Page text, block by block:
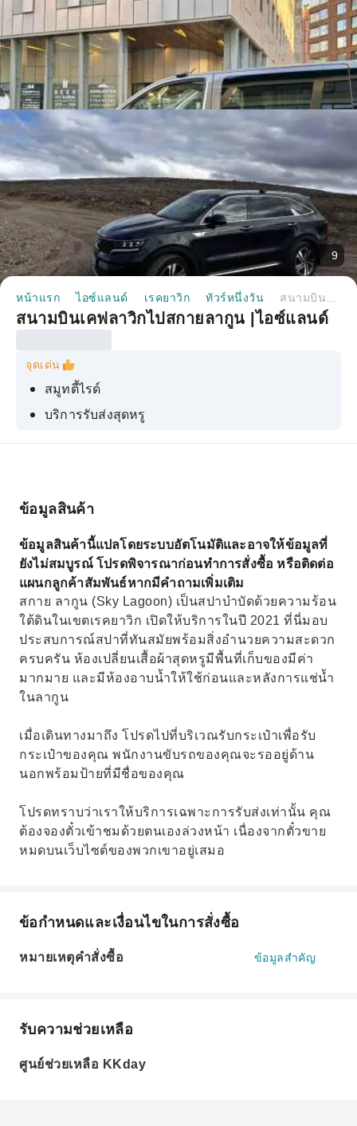
9
หน้าแรก ไอซ์แลนด์ เรคยาวิก ทัวร์หนึ่งวัน
สนามบินเคฟลาวิกไปสกายลากูน |ไอซ์แลนด์
จุดเด่น
สมูทตี้ไรด์
บริการรับส่งสุดหรู
ไม่ยุ่งยาก
ข้อมูลสินค้า
ข้อมูลสินค้านี้แปลโดยระบบอัตโนมัติและอาจให้ข้อมูลที่
ยังไม่สมบูรณ์ โปรดพิจารณาก่อนทำการสั่งซื้อ หรือติดต่อ
แผนกลูกค้าสัมพันธ์หากมีคำถามเพิ่มเติม
สกาย ลากูน (Sky Lagoon) เป็นสปาบำบัดด้วยความร้อน
ใต้ดินในเขตเรคยาวิก เปิดให้บริการในปี 2021 ที่นี่มอบ
ประสบการณ์สปาที่ทันสมัยพร้อมสิ่งอำนวยความสะดวก
ครบครัน ห้องเปลี่ยนเสื้อผ้าสุดหรูมีพื้นที่เก็บของมีค่า
มากมาย และมีห้องอาบน้ำให้ใช้ก่อนและหลังการแช่น้ำ
ในลากูน
เมื่อเดินทางมาถึง โปรดไปที่บริเวณรับกระเป๋าเพื่อรับ
กระเป๋าของคุณ พนักงานขับรถของคุณจะรออยู่ด้าน
นอกพร้อมป้ายที่มีชื่อของคุณ
โปรดทราบว่าเราให้บริการเฉพาะการรับส่งเท่านั้น คุณ
ต้องจองตั๋วเข้าชมด้วยตนเองล่วงหน้า เนื่องจากตั๋วขาย
หมดบนเว็บไซต์ของพวกเขาอยู่เสมอ
ข้อกำหนดและเงื่อนไขในการสั่งซื้อ
หมายเหตุคำสั่งซื้อ ข้อมูลสำคัญ
รับความช่วยเหลือ
ศูนย์ช่วยเหลือ KKday